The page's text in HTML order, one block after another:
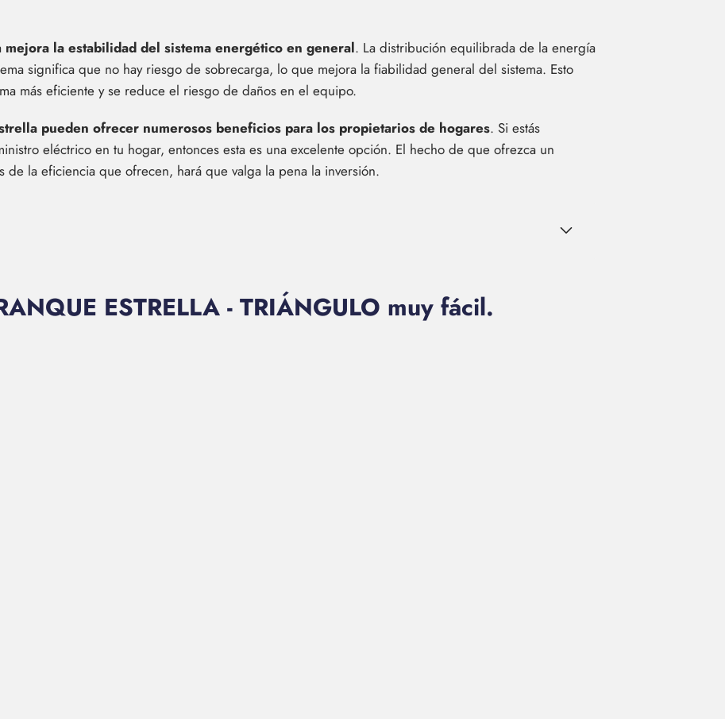
mejora la estabilidad del sistema energético en general. La distribución equilibrada de la energía
significa que no hay riesgo de sobrecarga, lo que mejora la fiabilidad general del sistema. Esto
más eficiente y se reduce el riesgo de daños en el equipo.
pueden ofrecer numerosos beneficios para los propietarios de hogares. Si estás
eléctrico en tu hogar, entonces esta es una excelente opción. El hecho de que ofrezca un
de la eficiencia que ofrecen, hará que valga la pena la inversión.
ESTRELLA - TRIÁNGULO muy fácil.